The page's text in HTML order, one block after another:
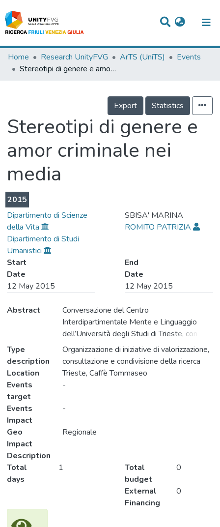
Titles
Departments
Events
Projects
People
Skills
Statistics
Home Research UnityFVG ArTS (UniTS)
Events
Stereotipi di genere e amor criminale nei media
Export Statistics
Stereotipi di genere e
amor criminale nei
media
2015
Dipartimento di Scienze
della Vita
Dipartimento di Studi
Umanistici
SBISA' MARINA
ROMITO PATRIZIA
Start
Date
12 May 2015
End
Date
12 May 2015
Abstract
Conversazione del Centro
Interdipartimentale Mente e Linguaggio
dell’Università degli Studi di Trieste, con
Patrizia Romito e Marina Sbisà La
conversazione affronta aspetti psicologici ed
espressioni linguistiche della violenza contro
Type
description
Organizzazione di iniziative di valorizzazione,
consultazione e condivisione della ricerca
Location
Trieste, Caffè Tommaseo
Events
target
-
Events
Impact
-
Geo
Impact
Description
Regionale
Total
days
1
Total
budget
0
External
Financing
0